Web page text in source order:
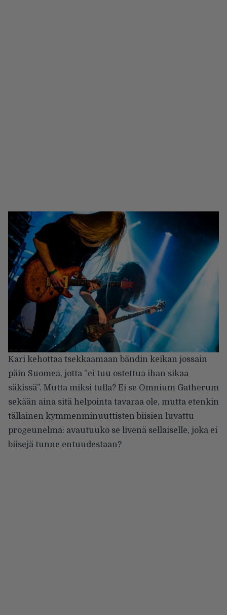
Kari kehottaa tsekkaamaan bändin keikan jossain
päin Suomea, jotta ”ei tuu ostettua ihan sikaa
säkissä”. Mutta miksi tulla? Ei se Omnium Gatherum
sekään aina sitä helpointa tavaraa ole, mutta etenkin
tällainen kymmenminuuttisten biisien luvattu
progeunelma: avautuuko se livenä sellaiselle, joka ei
biisejä tunne entuudestaan?